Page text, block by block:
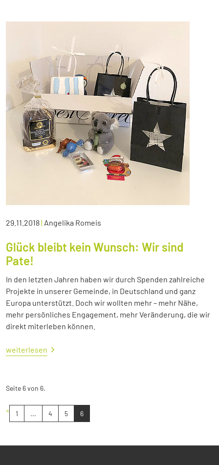
29.11.2018| Angelika Romeis
Glück bleibt kein Wunsch: Wir sind
Pate!
In den letzten Jahren haben wir durch Spenden zahlreiche
Projekte in unserer Gemeinde, in Deutschland und ganz
Europa unterstützt. Doch wir wollten mehr – mehr Nähe,
mehr persönliches Engagement, mehr Veränderung, die wir
direkt miterleben können.
weiterlesen
Seite 6 von 6.
« 1 ... 4 5 6